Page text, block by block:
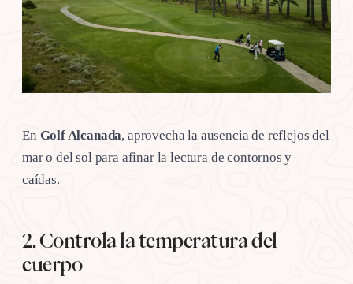
En Golf Alcanada, aprovecha la ausencia de reflejos del
mar o del sol para afinar la lectura de contornos y
caídas.
2. Controla la temperatura del
cuerpo